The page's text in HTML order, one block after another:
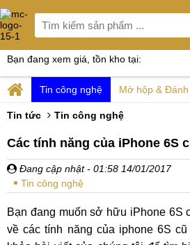
Bạn đang xem giá, tồn kho tại:
Tin công nghệ Mở hộp & Đánh
Tin tức Tin công nghệ
Các tính năng của iPhone 6S
Đang cập nhật - 01:58 14/01/2017
Tin công nghệ
Bạn đang muốn sở hữu iPhone 6S
về các tính năng của iphone 6S